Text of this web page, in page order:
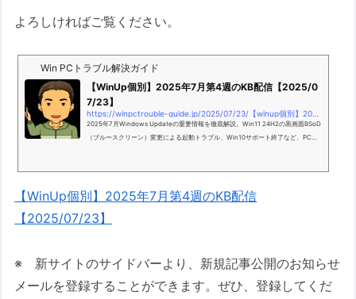
よろしければご覧ください。
Win PCトラブル解決ガイド
【WinUp個別】2025年7月第4週のKB配信【2025/0
7/23】
2025年7月Windows Updateの重要情報を徹底解説。Win11 24H2の黒画面BSoD
（ブルースクリーン）変更による起動トラブル、Win10サポート終了など、PCを
【WinUp個別】2025年7月第4週のKB配信
【2025/07/23】
※ 新サイトのサイドバーより、新規記事公開のお知らせ
メールを登録することができます。ぜひ、登録してくだ